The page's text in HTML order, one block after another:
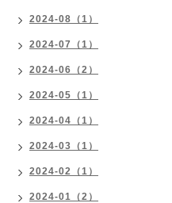
2024-08（1）
2024-07（1）
2024-06（2）
2024-05（1）
2024-04（1）
2024-03（1）
2024-02（1）
2024-01（2）